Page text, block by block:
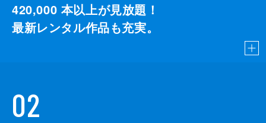
420,000 本以上が見放題！
最新レンタル作品も充実。
02